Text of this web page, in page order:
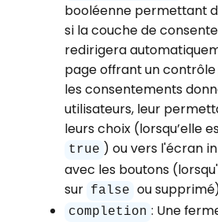
booléenne permettant
si la couche de
redirigera
page offrant un
les consentements
utilisateurs, leur
leurs choix (lorsqu’elle
true ) ou vers l'écran
avec les boutons
sur false ou
completion : Une